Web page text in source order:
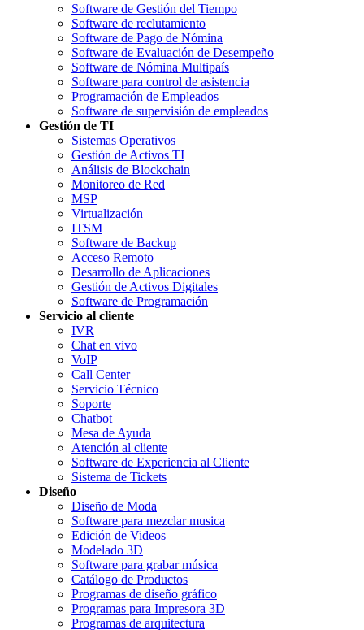
Software de Gestión del Tiempo
Software de reclutamiento
Software de Pago de Nómina
Software de Evaluación de Desempeño
Software de Nómina Multipaís
Software para control de asistencia
Programación de Empleados
Software de supervisión de empleados
Gestión de TI
Sistemas Operativos
Gestión de Activos TI
Análisis de Blockchain
Monitoreo de Red
MSP
Virtualización
ITSM
Software de Backup
Acceso Remoto
Desarrollo de Aplicaciones
Gestión de Activos Digitales
Software de Programación
Servicio al cliente
IVR
Chat en vivo
VoIP
Call Center
Servicio Técnico
Soporte
Chatbot
Mesa de Ayuda
Atención al cliente
Software de Experiencia al Cliente
Sistema de Tickets
Diseño
Diseño de Moda
Software para mezclar musica
Edición de Videos
Modelado 3D
Software para grabar música
Catálogo de Productos
Programas de diseño gráfico
Programas para Impresora 3D
Programas de arquitectura